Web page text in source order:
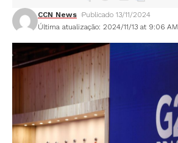
Última atualização: 2024/11/13 at 9:06 AM
CCN News Publicado 13/11/2024